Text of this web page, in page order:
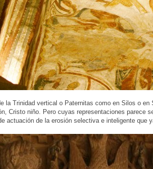
la Trinidad vertical o Paternitas como en Silos o
Cristo niño. Pero cuyas representaciones parece
actuación de la erosión selectiva e inteligente que